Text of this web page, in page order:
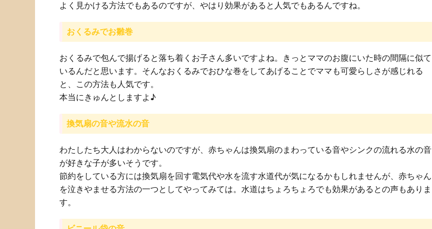
よく見かける方法でもあるのですが、やはり効果があると人気でもあるんですね。
おくるみでお雛巻
おくるみで包んで揚げると落ち着くお子さん多いですよね。きっとママのお腹にいた時の間隔に似て
いるんだと思います。そんなおくるみでおひな巻をしてあげることでママも可愛らしさが感じれる
と、この方法も人気です。
本当にきゅんとしますよ♪
換気扇の音や流水の音
わたしたち大人はわからないのですが、赤ちゃんは換気扇のまわっている音やシンクの流れる水の音
が好きな子が多いそうです。
節約をしている方には換気扇を回す電気代や水を流す水道代が気になるかもしれませんが、赤ちゃん
を泣きやませる方法の一つとしてやってみては。水道はちょろちょろでも効果があるとの声もありま
す。